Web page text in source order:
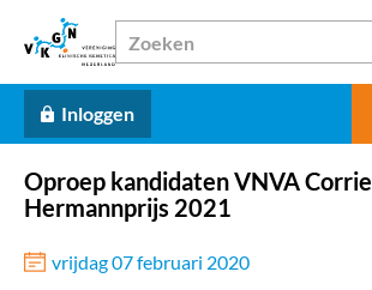
Inloggen
Oproep kandidaten VNVA Corrie
Hermannprijs 2021
vrijdag 07 februari 2020